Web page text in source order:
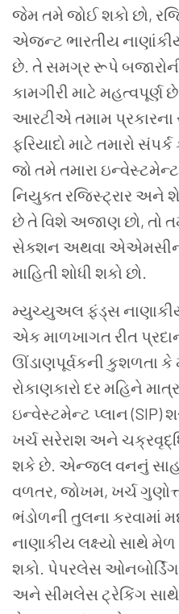
જેમ તમે જોઈ શકો છો,
એજન્ટ ભારતીય
છે. તે સમગ્ર રૂપે
કામગીરી માટે મહત્વપૂર્ણ
આરટીએ તમામ પ્રકારના
ફરિયાદો માટે તમારો
જો તમે તમારા
નિયુક્ત રજિસ્ટ્રાર અને
છે તે વિશે અજાણ છો, તો
સેક્શન અથવા
માહિતી શોધી શકો છો.
મ્યુચ્યુઅલ ફંડ્સ નાણાકીય
એક માળખાગત રીત
ઊંડાણપૂર્વકની કુશળતા કે
રોકાણકારો દર મહિને
ઇન્વેસ્ટમેન્ટ પ્લાન
ખર્ચ સરેરાશ અને
શકે છે. એન્જલ વનનું
વળતર, જોખમ, ખર્ચ
ભંડોળની તુલના કરવામાં
નાણાકીય લક્ષ્યો સાથે
શકો. પેપરલેસ
અને સીમલેસ ટ્રેકિંગ